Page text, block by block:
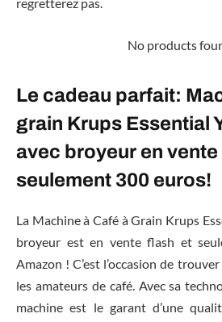
No products
Le cadeau parfait:
grain Krups Essential
avec broyeur en
seulement 300 euros!
La Machine à Café à Grain Krups
broyeur est en vente flash et
Amazon ! C’est l’occasion de
les amateurs de café. Avec sa
machine est le garant d’une